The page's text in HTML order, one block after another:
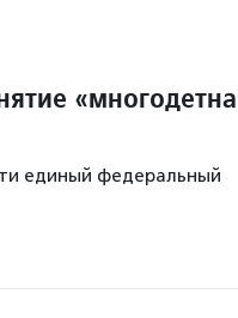
единый федеральный